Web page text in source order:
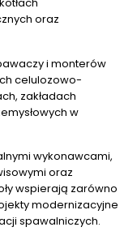
oraz
i monterów
celulozowo-
zakładach
w
wykonawcami,
oraz
wspierają zarówno
modernizacyjne
spawalniczych.